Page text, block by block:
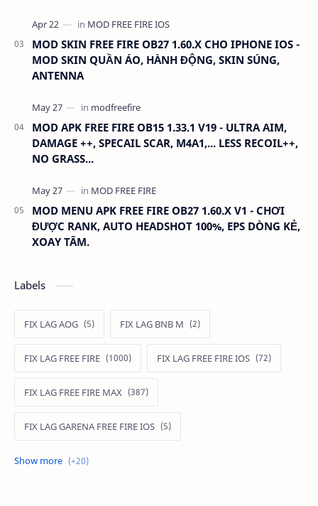
MOD SKIN FREE FIRE OB27 1.60.X CHO IPHONE IOS -
MOD SKIN QUẦN ÁO, HÀNH ĐỘNG, SKIN SÚNG,
ANTENNA
MOD APK FREE FIRE OB15 1.33.1 V19 - ULTRA AIM,
DAMAGE ++, SPECAIL SCAR, M4A1,... LESS RECOIL++,
NO GRASS...
MOD MENU APK FREE FIRE OB27 1.60.X V1 - CHƠI
ĐƯỢC RANK, AUTO HEADSHOT 100%, EPS DÒNG KẺ,
XOAY TÂM.
Labels
FIX LAG AOG FIX LAG BNB M
FIX LAG FREE FIRE FIX LAG FREE FIRE IOS
FIX LAG FREE FIRE MAX
FIX LAG GARENA FREE FIRE IOS
FIX LAG LIÊN QUÂN MOBILE